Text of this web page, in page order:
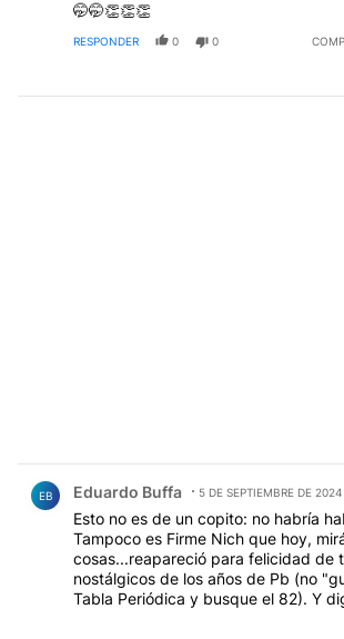
🤭🤭👏👏👏
RESPONDER 0 0
EB Eduardo Buffa 5 DE SEPTIEMBRE DE 2024
Esto no es de un copito: no habría
Tampoco es Firme Nich que hoy,
cosas...reapareció para felicidad de
nostálgicos de los años de Pb (no
Tabla Periódica y busque el 82). Y
ser este hijo de madre inocente